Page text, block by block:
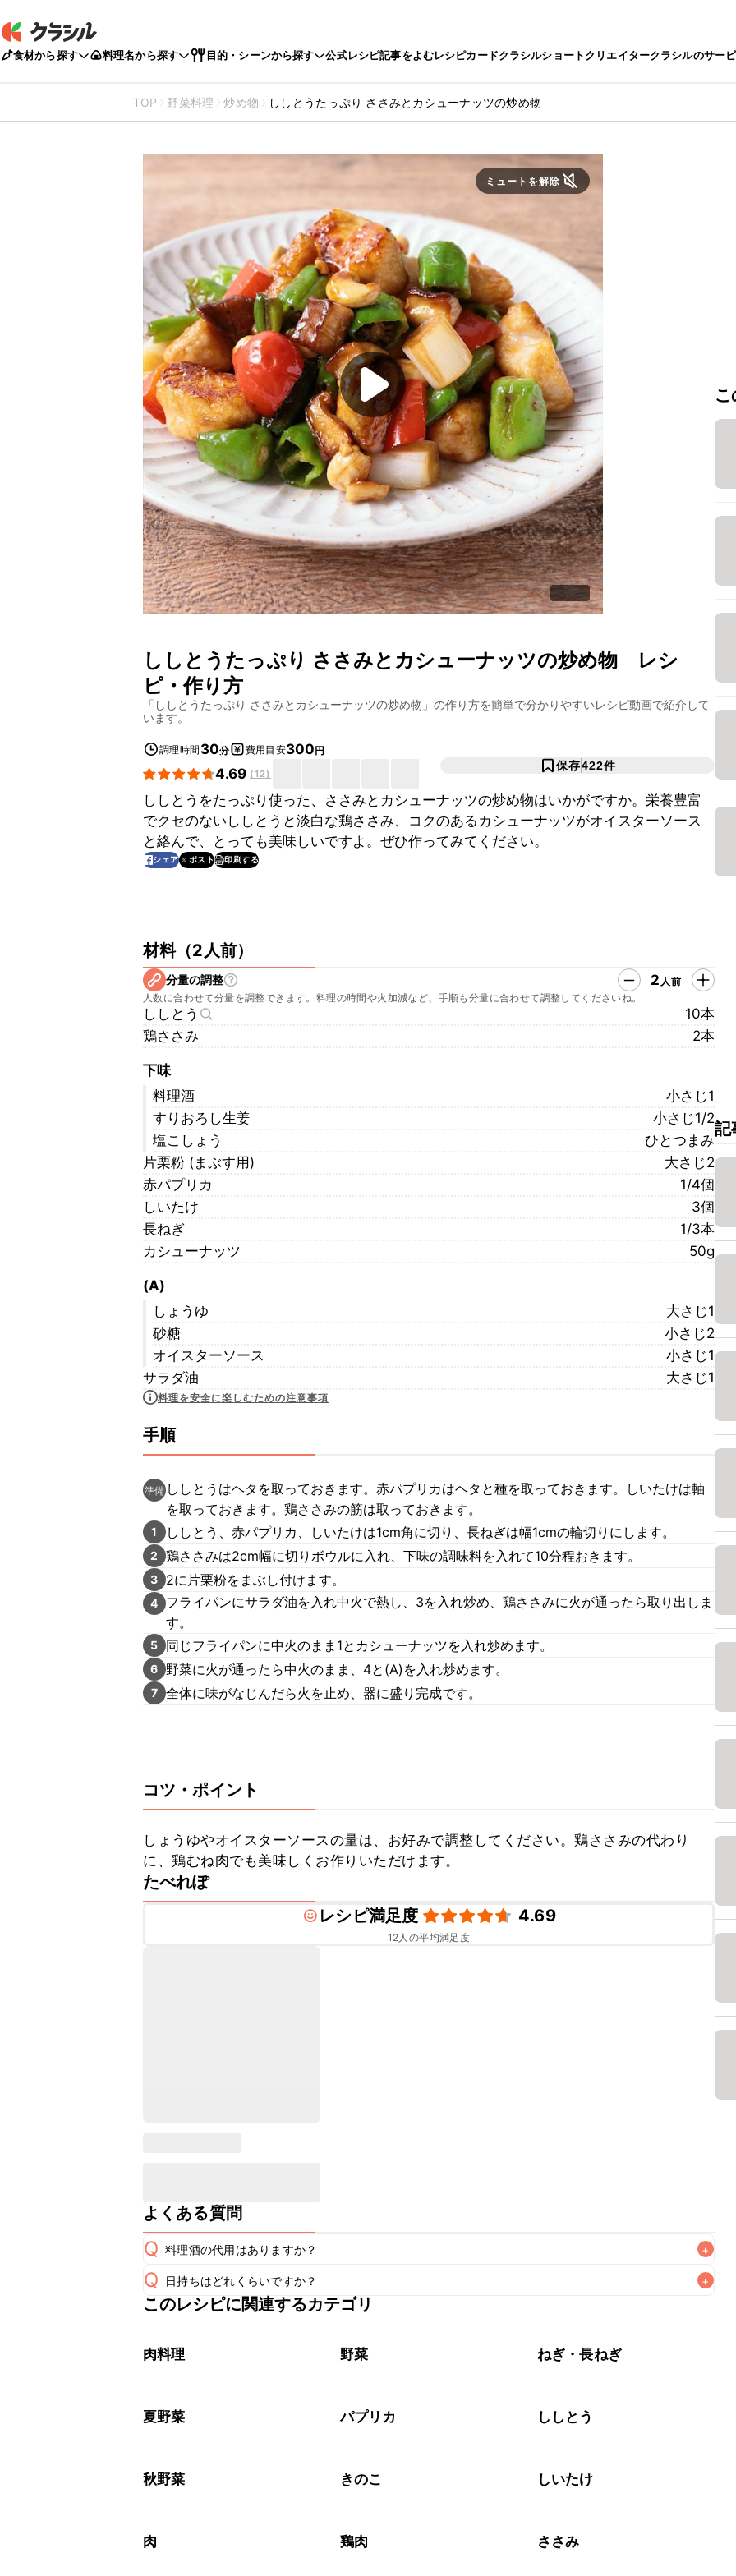
食材から探す 料理名から探す 目的・シーンから探す 公式レシピ記事をよむレシピカードクラシルショートクリエイタークラシルのサー
TOP 野菜料理 炒め物 ししとうたっぷり ささみとカシューナッツの炒め物
ミュートを解除
ししとうたっぷり ささみとカシューナッツの炒め物 レシ
ピ・作り方
「 ししとうたっぷり ささみとカシューナッツの炒め物 」の作り方を簡単で分かりやすいレシピ動画で紹介して
います。
調理時間 30分 費用目安300円
4.69 (12)
保存422件
ししとうをたっぷり使った、ささみとカシューナッツの炒め物はいかがですか。栄養豊富
でクセのないししとうと淡白な鶏ささみ、コクのあるカシューナッツがオイスターソース
と絡んで、とっても美味しいですよ。ぜひ作ってみてください。
シェア ポスト 印刷する
材料（2人前）
分量の調整 2 人前
人数に合わせて分量を調整できます。料理の時間や火加減など、手順も分量に合わせて調整してくださいね。
ししとう
10本
鶏ささみ
2本
下味
料理酒
小さじ1
すりおろし生姜
小さじ1/2
塩こしょう
ひとつまみ
片栗粉 (まぶす用)
大さじ2
赤パプリカ
1/4個
しいたけ
3個
長ねぎ
1/3本
カシューナッツ
50g
(A)
しょうゆ
大さじ1
砂糖
小さじ2
オイスターソース
小さじ1
サラダ油
大さじ1
料理を安全に楽しむための注意事項
手順
準備 ししとうはヘタを取っておきます。赤パプリカはヘタと種を取っておきます。しいたけは軸
を取っておきます。鶏ささみの筋は取っておきます。
1 ししとう、赤パプリカ、しいたけは1cm角に切り、長ねぎは幅1cmの輪切りにします。
2 鶏ささみは2cm幅に切りボウルに入れ、下味の調味料を入れて10分程おきます。
3 2に片栗粉をまぶし付けます。
4
フライパンにサラダ油を入れ中火で熱し、3を入れ炒め、鶏ささみに火が通ったら取り出しま
す。
5 同じフライパンに中火のまま1とカシューナッツを入れ炒めます。
6 野菜に火が通ったら中火のまま、4と(A)を入れ炒めます。
7 全体に味がなじんだら火を止め、器に盛り完成です。
コツ・ポイント
しょうゆやオイスターソースの量は、お好みで調整してください。鶏ささみの代わり
に、鶏むね肉でも美味しくお作りいただけます。
たべれぽ
レシピ満足度
4.69
12人の平均満足度
よくある質問
Q 料理酒の代用はありますか？ +
A
Q 日持ちはどれくらいですか？ +
保存期間は冷蔵で翌日中が目安です。なるべくお早めにお召し上がりください。
※日持ちは目安です。
このレシピに関連するカテゴリ
肉料理 野菜 ねぎ・長ねぎ
夏野菜 パプリカ ししとう
秋野菜 きのこ しいたけ
肉 鶏肉 ささみ
記